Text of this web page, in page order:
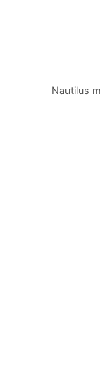
Nautilus